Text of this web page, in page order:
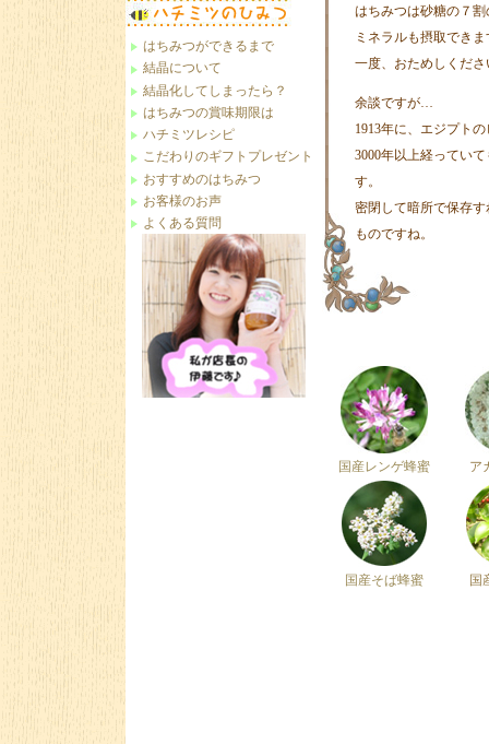
はちみつができるまで
結晶について
結晶化してしまったら？
はちみつの賞味期限は
ハチミツレシピ
こだわりのギフトプレゼント
おすすめのはちみつ
お客様のお声
よくある質問
はちみつは砂糖の７
ミネラルも摂取できま
一度、おためしくださ
余談ですが…
1913年に、エジプト
3000年以上経ってい
す。
密閉して暗所で保存
ものですね。
国産レンゲ蜂蜜 ア
国産そば蜂蜜 国